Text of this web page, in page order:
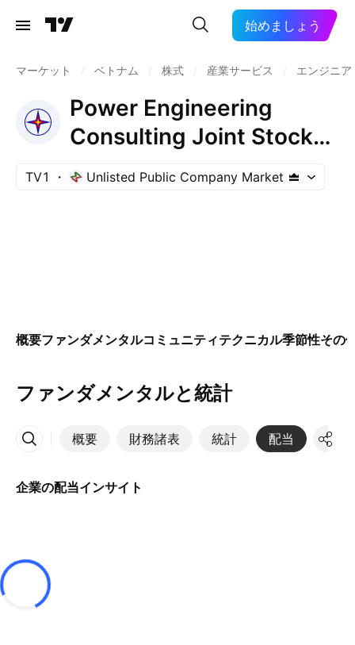
始めましょう
マーケット ベトナム 株式 産業サービス エンジニ
Power Engineering
Consulting Joint Stock
Company 1
TV1 Unlisted Public Company Market
概要ファンダメンタルコミュニティテクニカル季節性その
ファンダメンタルと統計
概要 財務諸表 統計 配当 決算
その他
企業の配当インサイト